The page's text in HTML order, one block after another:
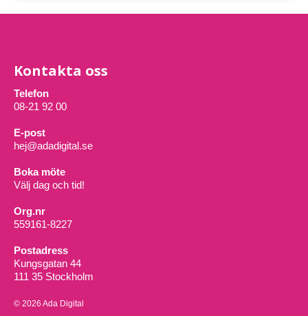
Kontakta oss
Telefon
08-21 92 00
E-post
hej@adadigital.se
Boka möte
Välj dag och tid!
Org.nr
559161-8227
Postadress
Kungsgatan 44
111 35 Stockholm
© 2026 Ada Digital